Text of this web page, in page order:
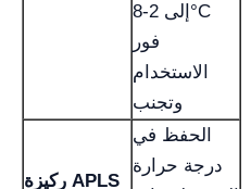
إلى 2-8°C
فور
الاستخدام
وتجنب
ركيزة APLS
الحفظ في
درجة حرارة